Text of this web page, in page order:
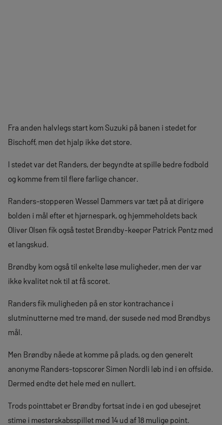
Fra anden halvlegs start kom Suzuki på banen i stedet for
Bischoff, men det hjalp ikke det store.
I stedet var det Randers, der begyndte at spille bedre fodbold
og komme frem til flere farlige chancer.
Randers-stopperen Wessel Dammers var tæt på at dirigere
bolden i mål efter et hjørnespark, og hjemmeholdets back
Oliver Olsen fik også testet Brøndby-keeper Patrick Pentz med
et langskud.
Brøndby kom også til enkelte løse muligheder, men der var
ikke kvalitet nok til at få scoret.
Randers fik muligheden på en stor kontrachance i
slutminutterne med tre mand, der susede ned mod Brøndbys
mål.
Men Brøndby nåede at komme på plads, og den generelt
anonyme Randers-topscorer Simen Nordli løb ind i en offside.
Dermed endte det hele med en nullert.
Trods pointtabet er Brøndby fortsat inde i en god ubesejret
stime i mesterskabsspillet med 14 ud af 18 mulige point.